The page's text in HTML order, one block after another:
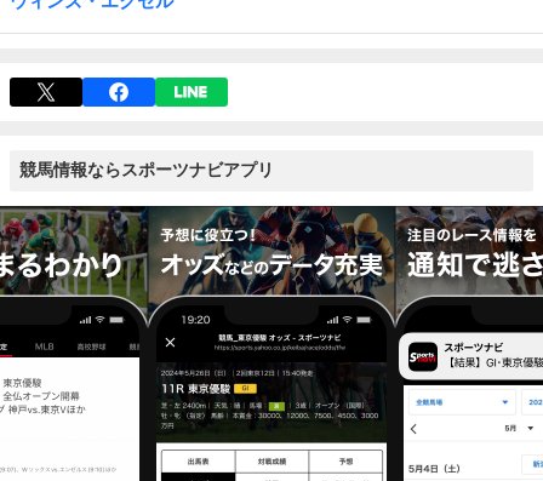
競馬情報ならスポーツナビアプリ